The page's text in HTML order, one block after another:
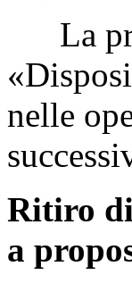
La
nelle
Ritiro
a